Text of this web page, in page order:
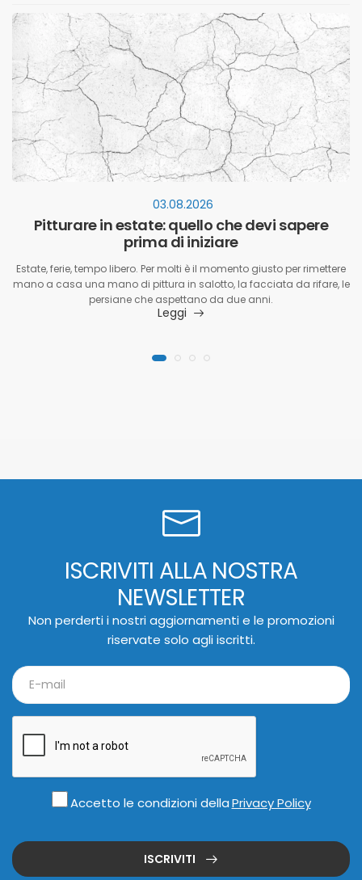
03.08.2026
Pitturare in estate: quello che devi sapere
prima di iniziare
Estate, ferie, tempo libero. Per molti è il momento giusto per rimettere
mano a casa una mano di pittura in salotto, la facciata da rifare, le
persiane che aspettano da due anni.
Leggi
ISCRIVITI ALLA NOSTRA
NEWSLETTER
Non perderti i nostri aggiornamenti e le promozioni
riservate solo agli iscritti.
Accetto le condizioni dellaPrivacy Policy
ISCRIVITI